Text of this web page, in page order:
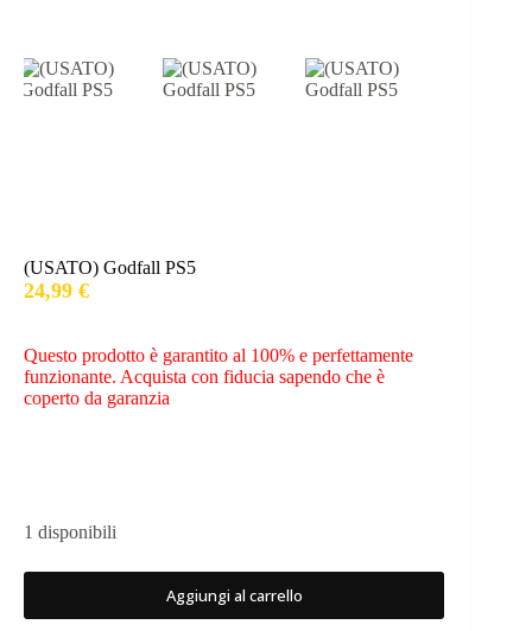
(USATO) Godfall PS5
24,99 €
Questo prodotto è garantito al 100% e perfettamente
funzionante. Acquista con fiducia sapendo che è
coperto da garanzia
1 disponibili
Aggiungi al carrello